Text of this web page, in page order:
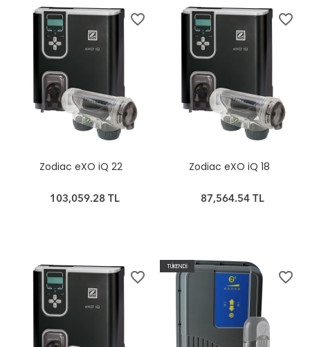
favorite_border
Zodiac eXO iQ 22
103,059.28 TL
favorite_border
Zodiac eXO iQ 18
87,564.54 TL
favorite_border
TÜKENDİ
favorite_border